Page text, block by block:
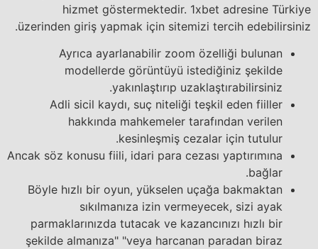
hizmet göstermektedir. 1xbet adresine Türkiye
üzerinden giriş yapmak için sitemizi tercih edebilirsiniz.
Ayrıca ayarlanabilir zoom özelliği bulunan
modellerde görüntüyü istediğiniz şekilde
yakınlaştırıp uzaklaştırabilirsiniz.
Adli sicil kaydı, suç niteliği teşkil eden fiiller
hakkında mahkemeler tarafından verilen
kesinleşmiş cezalar için tutulur.
Ancak söz konusu fiili, idari para cezası yaptırımına
bağlar.
Böyle hızlı bir oyun, yükselen uçağa bakmaktan
sıkılmanıza izin vermeyecek, sizi ayak
parmaklarınızda tutacak ve kazancınızı hızlı bir
şekilde almanıza" "veya harcanan paradan biraz